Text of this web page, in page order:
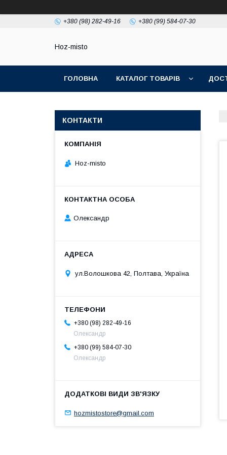
+380 (98) 282-49-16 +380 (99) 584-07-30
Hoz-misto
ГОЛОВНА КАТАЛОГ ТОВАРІВ
КОНТАКТИ
Hoz-misto
Олександр
ул.Волошкова 42, Полтава, Україна
+380 (98) 282-49-16
Олександр
+380 (99) 584-07-30
Олександр
hozmistostore@gmail.com